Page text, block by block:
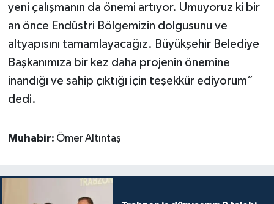
yeni çalışmanın da önemi artıyor. Umuyoruz ki bir
an önce Endüstri Bölgemizin dolgusunu ve
altyapısını tamamlayacağız. Büyükşehir Belediye
Başkanımıza bir kez daha projenin önemine
inandığı ve sahip çıktığı için teşekkür ediyorum”
dedi.
Muhabir: Ömer Altıntaş